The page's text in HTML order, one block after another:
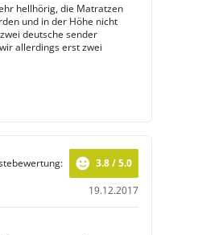
hellhörig, die Matratzen
und in der Höhe nicht
deutsche sender
allerdings erst zwei
19.12.2017
3.8 / 5.0